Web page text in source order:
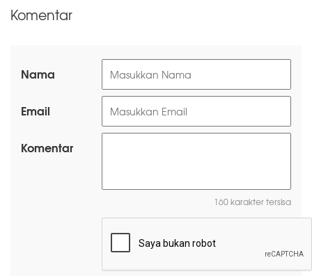
Komentar
Nama
Email
Komentar
160 karakter tersisa